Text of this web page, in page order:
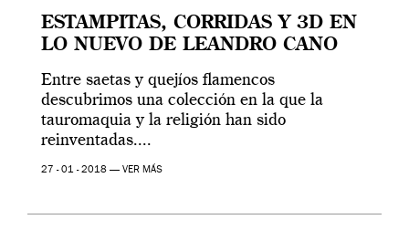
ESTAMPITAS, CORRIDAS Y 3D EN
LO NUEVO DE LEANDRO CANO
Entre saetas y quejíos flamencos
descubrimos una colección en la que la
tauromaquia y la religión han sido
reinventadas....
27 - 01 - 2018 — VER MÁS